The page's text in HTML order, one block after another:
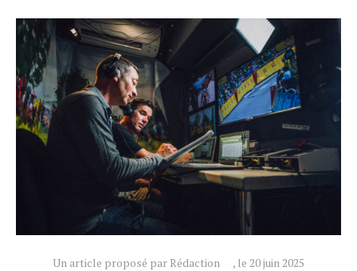
Un article proposé par Rédaction , le 20 juin 2025